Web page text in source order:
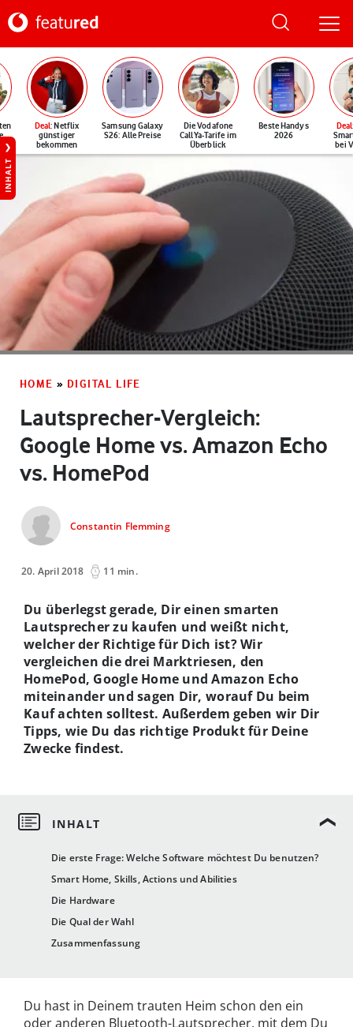
Deal: Netflix
günstiger
bekommen
Samsung Galaxy
S26: Alle Preise
Die Vodafone
CallYa-Tarife im
Überblick
Beste Handys
2026
Deal
bei
INHALT
HOME » DIGITAL LIFE
Lautsprecher-Vergleich:
Google Home vs. Amazon Echo
vs. HomePod
Constantin Flemming
20. April 2018 11 min.
Die erste Frage: Welche Software möchtest Du benutzen?
Smart Home, Skills, Actions und Abilities
Die Hardware
Die Qual der Wahl
Zusammenfassung
Du überlegst gerade, Dir einen smarten
Lautsprecher zu kaufen und weißt nicht,
welcher der Richtige für Dich ist? Wir
vergleichen die drei Marktriesen, den
HomePod, Google Home und Amazon Echo
miteinander und sagen Dir, worauf Du beim
Kauf achten solltest. Außerdem geben wir Dir
Tipps, wie Du das richtige Produkt für Deine
Zwecke findest.
Du hast in Deinem trauten Heim schon den ein
oder anderen Bluetooth-Lautsprecher, mit dem Du